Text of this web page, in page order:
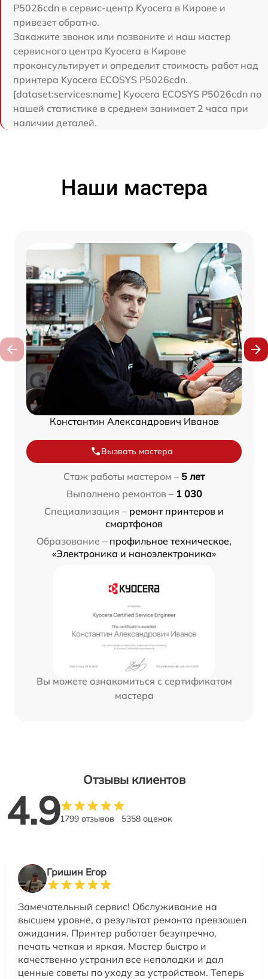
P5026cdn в сервис-центр Kyocera в Кирове и
привезет обратно.
Закажите звонок или позвоните и наш мастер
сервисного центра Kyocera в Кирове
проконсультирует и определит стоимость работ над
принтера Kyocera ECOSYS P5026cdn.
[dataset:services:name] Kyocera ECOSYS P5026cdn по
нашей статистике в среднем занимает 2 часа при
наличии деталей.
Наши мастера
Константин Александрович Иванов
Вызвать мастера
Стаж работы мастером – 5 лет
Выполнено ремонтов – 1 030
Специализация – ремонт принтеров и
смартфонов
Образование – профильное техническое,
«Электроника и наноэлектроника»
Вы можете ознакомиться с сертификатом
мастера
Отзывы клиентов
4.91799 отзывов 5358 оценок
Гришин Егор
Замечательный сервис! Обслуживание на
высшем уровне, а результат ремонта превзошел
ожидания. Принтер работает безупречно,
печать четкая и яркая. Мастер быстро и
качественно устранил все неполадки и дал
ценные советы по уходу за устройством. Теперь